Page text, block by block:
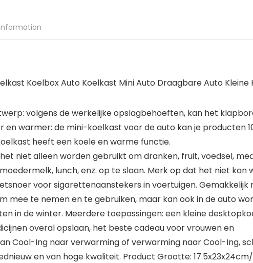
Koelbox Auto Koelkast Mini Auto Draagbare Auto Kleine
volgens de werkelijke opslagbehoeften, kan het
en warmer: de mini-koelkast voor de auto kan je producten
heeft een koele en warme functie.
niet alleen worden gebruikt om dranken, fruit, voedsel,
lunch, enz. op te slaan. Merk op dat het niet
voor sigarettenaanstekers in voertuigen.
mee te nemen en te gebruiken, maar kan ook in de auto
in de winter. Meerdere toepassingen: een kleine
overal opslaan, het beste cadeau voor vrouwen en
Cool-Ing naar verwarming of verwarming naar Cool-Ing,
en van hoge kwaliteit. Product Grootte: